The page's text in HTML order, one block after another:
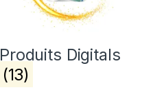
Produits Digitals
(13)